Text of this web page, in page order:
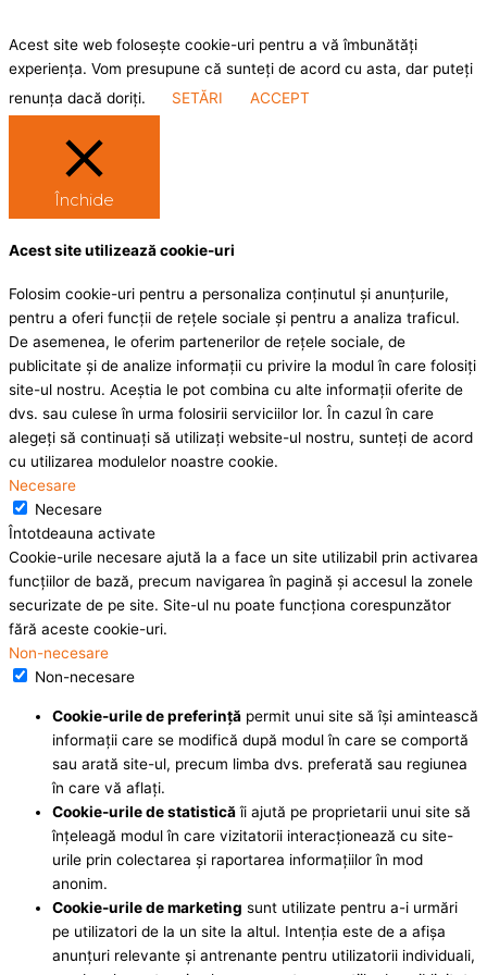
Acest site web folosește cookie-uri pentru a vă îmbunătăți
experiența. Vom presupune că sunteți de acord cu asta, dar puteți
renunța dacă doriți.
SETĂRI ACCEPT
Închide
Acest site utilizează cookie-uri
Folosim cookie-uri pentru a personaliza conținutul și anunțurile,
pentru a oferi funcții de rețele sociale și pentru a analiza traficul.
De asemenea, le oferim partenerilor de rețele sociale, de
publicitate și de analize informații cu privire la modul în care folosiți
site-ul nostru. Aceștia le pot combina cu alte informații oferite de
dvs. sau culese în urma folosirii serviciilor lor. În cazul în care
alegeți să continuați să utilizați website-ul nostru, sunteți de acord
cu utilizarea modulelor noastre cookie.
Necesare
Necesare
Întotdeauna activate
Cookie-urile necesare ajută la a face un site utilizabil prin activarea
funcţiilor de bază, precum navigarea în pagină şi accesul la zonele
securizate de pe site. Site-ul nu poate funcţiona corespunzător
fără aceste cookie-uri.
Non-necesare
Non-necesare
Cookie-urile de preferinţă permit unui site să îşi amintească
informaţii care se modifică după modul în care se comportă
sau arată site-ul, precum limba dvs. preferată sau regiunea
în care vă aflaţi.
Cookie-urile de statisticăîi ajută pe proprietarii unui site să
înţeleagă modul în care vizitatorii interacţionează cu site-
urile prin colectarea şi raportarea informaţiilor în mod
anonim.
Cookie-urile de marketing sunt utilizate pentru a-i urmări
pe utilizatori de la un site la altul. Intenţia este de a afişa
anunţuri relevante şi antrenante pentru utilizatorii individuali,